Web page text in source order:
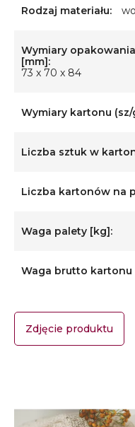
Rodzaj materiału:
Wymiary
[mm]:
73 x 70 x 84
Wymiary kartonu (sz/
Liczba sztuk w
Liczba kartonów na
Waga palety [kg]:
Waga brutto kartonu
Zdjęcie produktu